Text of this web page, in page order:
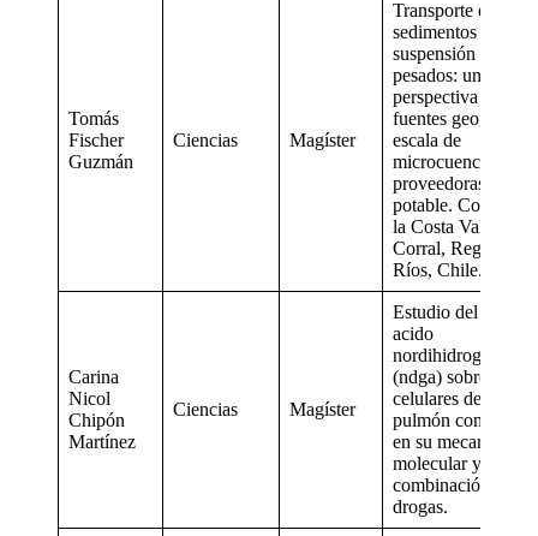
Tomás
Fischer
Guzmán
Ciencias Magíster
Transporte de
sedimentos en
suspensión y
pesados: una
perspectiva desde
fuentes
escala de
microcuencas
proveedoras de
potable. Cordillera
la Costa Valdivia –
Corral, Región de
Ríos, Chile.
Carina
Nicol
Chipón
Martínez
Ciencias Magíster
Estudio del efecto
acido
(ndga) sobre líneas
celulares de
pulmón con
en su mecanismo
molecular y
combinación de
drogas.